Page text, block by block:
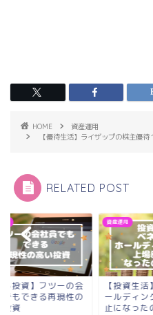
HOME
資産運用
【優待生活】ライザップの株主優
RELATED POST
る投資】フツーの会
でもできる再現性の
投資
資産運用
【投資生
ールディン
止になった